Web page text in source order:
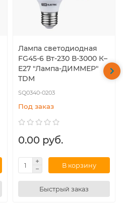
Лампа светодиодная
FG45-6 Вт-230 В-3000 К–
E27 "Лампа-ДИММЕР"
TDM
SQ0340-0203
Под заказ
0.00 руб.
В корзину
Быстрый заказ